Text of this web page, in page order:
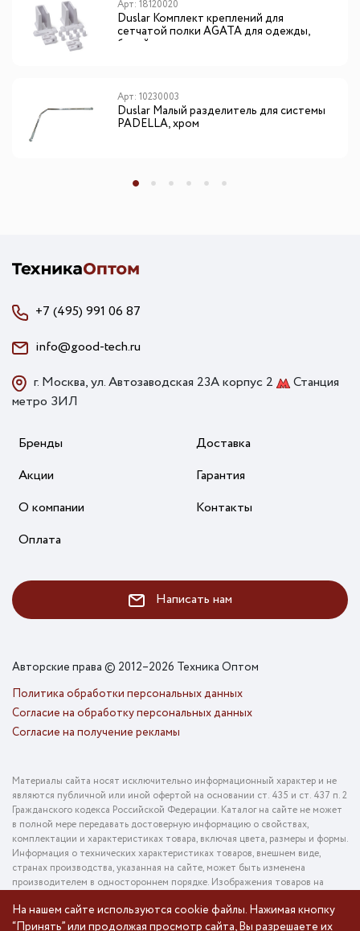
Арт: 18120020
Duslar Комплект креплений для
сетчатой полки AGATA для одежды,
белый
Арт: 10230003
Duslar Малый разделитель для системы
PADELLA, хром
На нашем сайте используются cookie файлы. Нажимая кнопку
“Принять” или продолжая просмотр сайта, Вы разрешаете их
+7 (495) 991 06 87
info@good-tech.ru
г. Москва, ул. Автозаводская 23А корпус 2
Станция
метро ЗИЛ
Бренды
Акции
О компании
Оплата
Доставка
Гарантия
Контакты
Написать нам
Авторские права © 2012–2026 Техника Оптом
Политика обработки персональных данных
Согласие на обработку персональных данных
Согласие на получение рекламы
Материалы сайта носят исключительно информационный характер и не
являются публичной или иной офертой на основании ст. 435 и ст. 437 п. 2
Гражданского кодекса Российской Федерации. Каталог на сайте не может
в полной мере передавать достоверную информацию о свойствах,
комплектации и характеристиках товара, включая цвета, размеры и формы.
Информация о технических характеристиках товаров, внешнем виде,
странах производства, указанная на сайте, может быть изменена
производителем в одностороннем порядке. Изображения товаров на
оригинального товара. Информация о цене товара, указанная в каталоге на
сайте, может отличаться от фактической к моменту оформления заказа